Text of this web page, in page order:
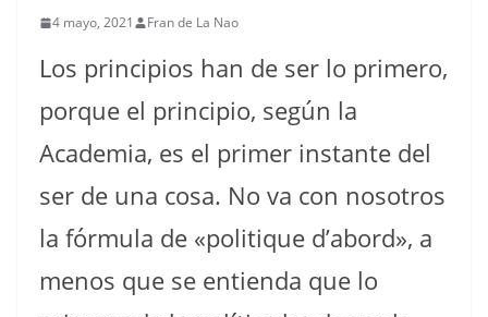
4 mayo, 2021 Fran de La Nao
Los principios han de ser lo primero,
porque el principio, según la
Academia, es el primer instante del
ser de una cosa. No va con nosotros
la fórmula de «politique d’abord», a
menos que se entienda que lo